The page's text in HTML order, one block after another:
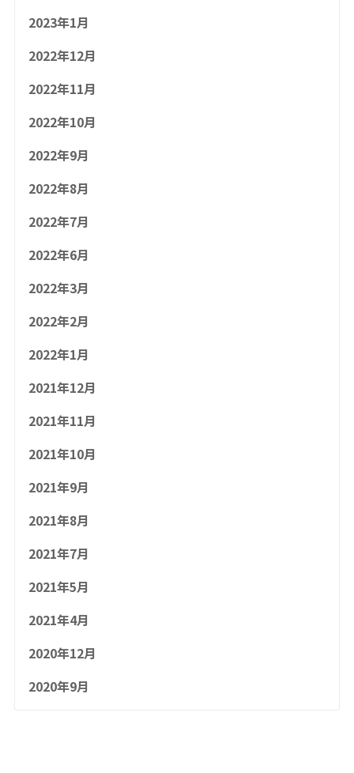
2023年1月
2022年12月
2022年11月
2022年10月
2022年9月
2022年8月
2022年7月
2022年6月
2022年3月
2022年2月
2022年1月
2021年12月
2021年11月
2021年10月
2021年9月
2021年8月
2021年7月
2021年5月
2021年4月
2020年12月
2020年9月